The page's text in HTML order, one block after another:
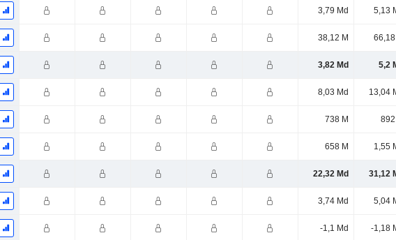
3,79 Md 5,13
38,12 M 66,18
3,82 Md 5,2
8,03 Md 13,04
738 M 892
658 M 1,55
22,32 Md 31,12
3,74 Md 5,04
-1,1 Md -1,18